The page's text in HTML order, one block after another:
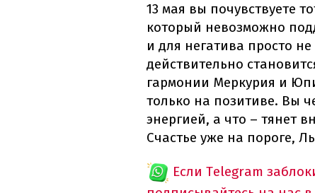
13 мая вы почувствуете
который невозможно
и для негатива просто
действительно
гармонии Меркурия и
только на позитиве. Вы
энергией, а что – тянет
Счастье уже на пороге,
Если Telegram